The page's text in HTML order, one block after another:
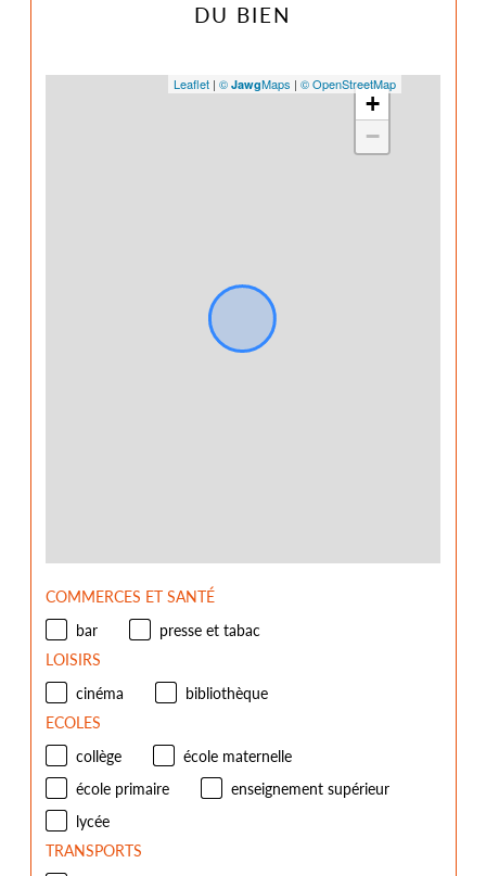
DU BIEN
+
−
Leaflet| © JawgMaps | © OpenStreetMap
COMMERCES ET SANTÉ
bar
presse et tabac
LOISIRS
cinéma
bibliothèque
ECOLES
collège
école maternelle
école primaire
enseignement supérieur
lycée
TRANSPORTS